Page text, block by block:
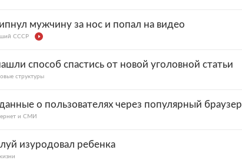
мужчину за нос и попал на видео
СССР
способ спастись от новой уголовной статьи
структуры
о пользователях через популярный браузер
и СМИ
изуродовал ребенка